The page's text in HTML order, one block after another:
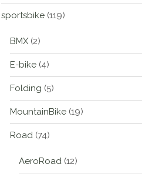
sportsbike (119)
BMX (2)
E-bike (4)
Folding (5)
MountainBike (19)
Road (74)
AeroRoad (12)